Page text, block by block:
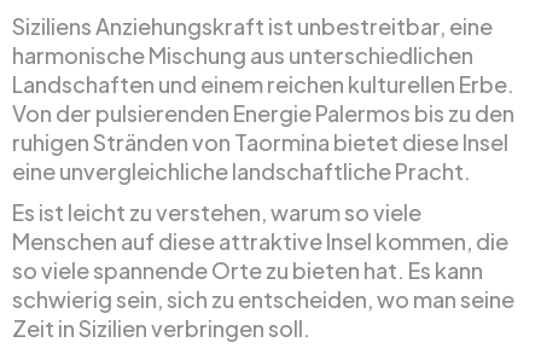
Siziliens Anziehungskraft ist unbestreitbar, eine
harmonische Mischung aus unterschiedlichen
Landschaften und einem reichen kulturellen Erbe.
Von der pulsierenden Energie Palermos bis zu den
ruhigen Stränden von Taormina bietet diese Insel
eine unvergleichliche landschaftliche Pracht.
Es ist leicht zu verstehen, warum so viele
Menschen auf diese attraktive Insel kommen, die
so viele spannende Orte zu bieten hat. Es kann
schwierig sein, sich zu entscheiden, wo man seine
Zeit in Sizilien verbringen soll.